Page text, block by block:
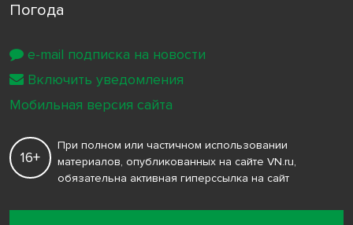
Погода
16+
При полном или частичном использовании
материалов, опубликованных на сайте VN.ru,
обязательна активная гиперссылка на сайт
e-mail подписка на новости
Включить уведомления
Мобильная версия сайта